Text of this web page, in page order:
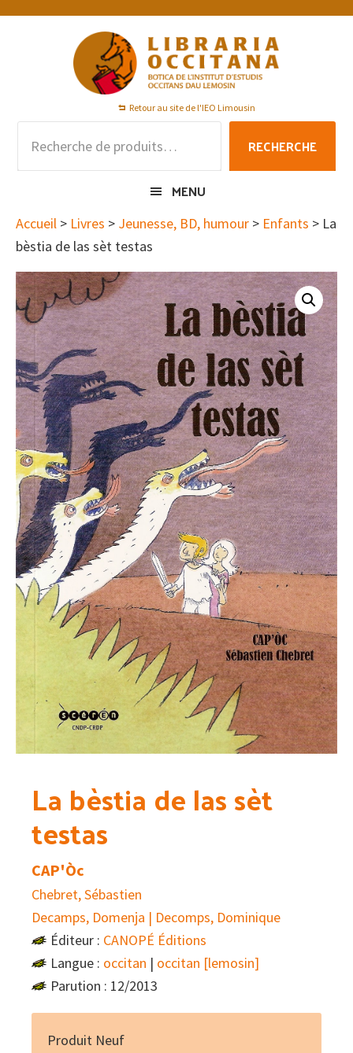
Passer
Passer
Passer
Retour au site de l'IEO Limousin
pour :
RECHERCHE
MENU
Accueil > Livres > Jeunesse, BD, humour > Enfants > La
bèstia de las sèt testas
La bèstia de las sèt
testas
CAP'Òc
Chebret, Sébastien
Decamps, Domenja | Decomps, Dominique
Éditeur : CANOPÉ Éditions
Langue : occitan | occitan [lemosin]
Parution : 12/2013
Produit Neuf